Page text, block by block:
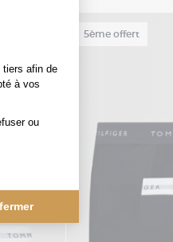
5ème offert